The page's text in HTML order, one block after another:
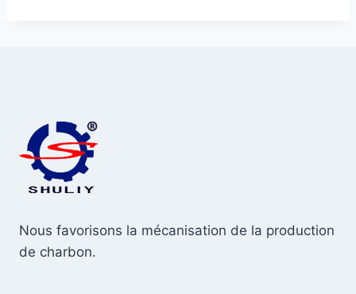
Nous favorisons la mécanisation de la production
de charbon.